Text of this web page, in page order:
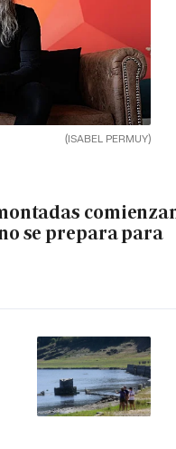
(ISABEL PERMUY)
se prepara para